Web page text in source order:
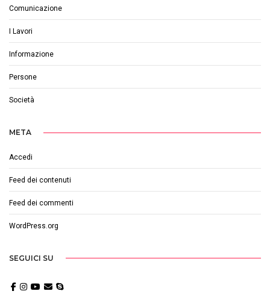
Comunicazione
I Lavori
Informazione
Persone
Società
META
Accedi
Feed dei contenuti
Feed dei commenti
WordPress.org
SEGUICI SU